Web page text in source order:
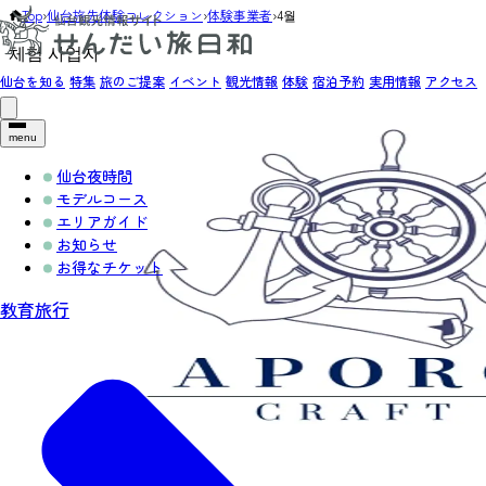
仙台を知る 特集 旅のご提案 イベント 観光情報 体験 宿泊予約 実用情報 アクセス
menu
仙台夜時間
モデルコース
エリアガイド
お知らせ
お得なチケット
教育旅行
Top›仙台旅先体験コレクション›体験事業者›4월
체험 사업자